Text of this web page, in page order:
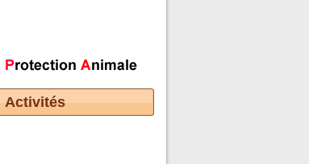
Activités